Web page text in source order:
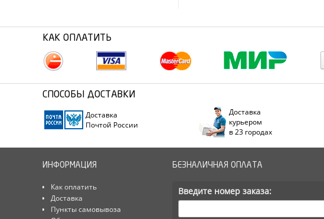
КАК ОПЛАТИТЬ
СПОСОБЫ ДОСТАВКИ
Доставка
Почтой России
Доставка
курьером
в 23 городах
ИНФОРМАЦИЯ
Как оплатить
Доставка
Пункты самовывоза
БЕЗНАЛИЧНАЯ ОПЛАТА
Введите номер заказа: